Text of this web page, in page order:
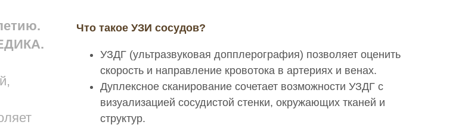
Что такое УЗИ сосудов?
УЗДГ (ультразвуковая допплерография) позволяет оценить
скорость и направление кровотока в артериях и венах.
Дуплексное сканирование сочетает возможности УЗДГ с
визуализацией сосудистой стенки, окружающих тканей и
структур.